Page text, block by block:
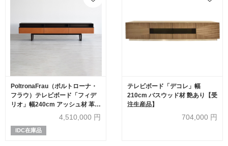
PoltronaFrau（ポルトローナ・
フラウ）テレビボード「フィデ
リオ」幅240cm アッシュ材 革キ
4,510,000 円
IDC在庫品
テレビボード「デコレ」幅
210cm バスウッド材 艶あり【受
注生産品】
704,000 円